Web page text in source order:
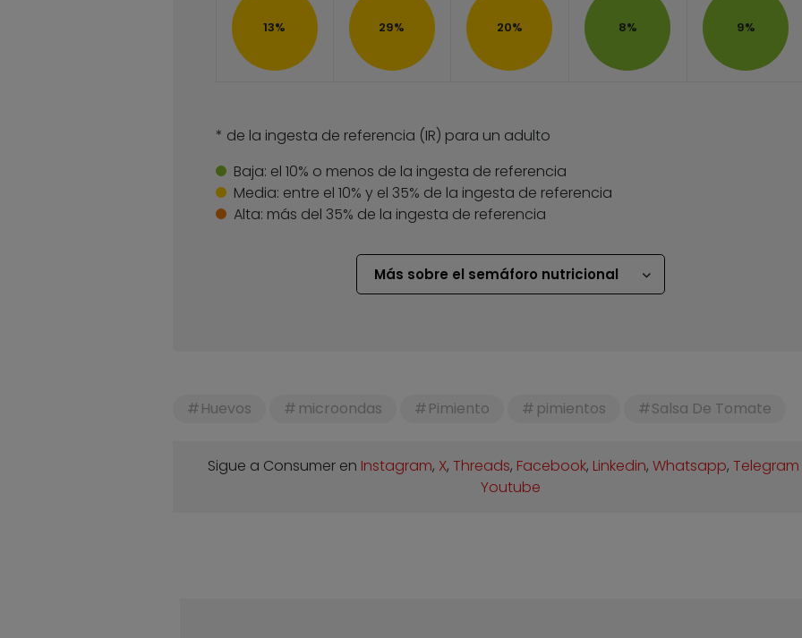
13% 29% 20% 8% 9%
* de la ingesta de referencia (IR) para un adulto
Baja: el 10% o menos de la ingesta de referencia
Media: entre el 10% y el 35% de la ingesta de referencia
Alta: más del 35% de la ingesta de referencia
Más sobre el semáforo nutricional
Huevos microondas Pimiento pimientos Salsa De Tomate
Sigue a Consumer en Instagram, X,Threads, Facebook, Linkedin,Whatsapp,Telegram
Youtube